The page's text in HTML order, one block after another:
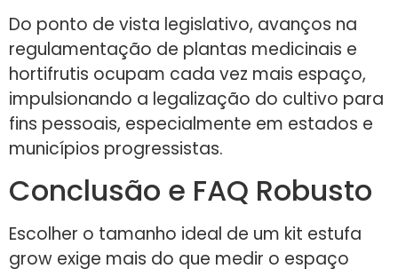
Do ponto de vista legislativo, avanços na
regulamentação de plantas medicinais e
hortifrutis ocupam cada vez mais espaço,
impulsionando a legalização do cultivo para
fins pessoais, especialmente em estados e
municípios progressistas.
Conclusão e FAQ Robusto
Escolher o tamanho ideal de um kit estufa
grow exige mais do que medir o espaço